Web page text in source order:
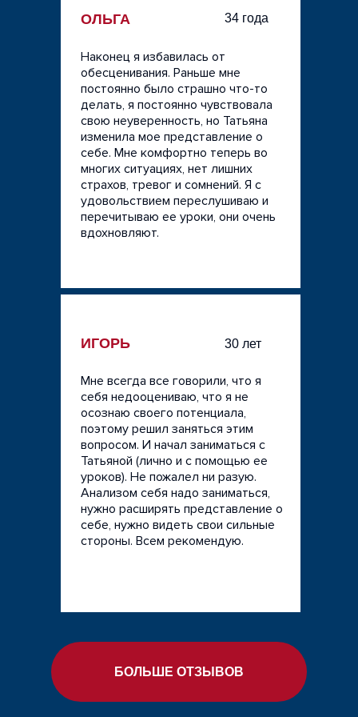
человек постоянно находится в этом
стрессе. У работодателя есть некая сила,
которую очень важно осознавать. Не для
того, чтобы этим пользоваться, а
наоборот, чтобы случайно не
злоупотребить. Если ты осознаёшь
остроту переживаний работников, то
нужно быть аккуратнее с их чувствами,
потому что чувства людей вводят в
нересурсное состояние (если их
задевать).
если ты с угрюмым лицом приходишь в
офис, то каждый сотрудник думает, что
он переживает, что он плохо справляется,
больше напряжения.
А для развития в профессии нужна
внутренняя уверенность, что со мной все
хорошо и я занимаюсь правильным
делом.
Поэтому работодателям просто нужно
помнить об этом и быть аккуратнее в
выборе формулировок.
ОЛЬГА
Наконец я избавилась от
обесценивания. Раньше мне
постоянно было страшно что-то
делать, я постоянно чувствовала
свою неуверенность, но Татьяна
изменила мое представление о
себе. Мне комфортно теперь во
многих ситуациях, нет лишних
страхов, тревог и сомнений. Я с
удовольствием переслушиваю и
перечитываю ее уроки, они очень
вдохновляют.
ИГОРЬ
Мне всегда все говорили, что я
себя недооцениваю, что я не
осознаю своего потенциала,
поэтому решил заняться этим
вопросом. И начал заниматься с
Татьяной (лично и с помощью ее
уроков). Не пожалел ни разую.
Анализом себя надо заниматься,
нужно расширять представление о
себе, нужно видеть свои сильные
стороны. Всем рекомендую.
34 года
30 лет
БОЛЬШЕ ОТЗЫВОВ